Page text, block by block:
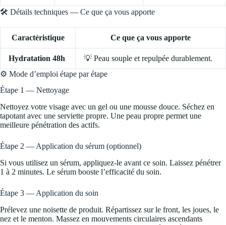
🛠️ Détails techniques — Ce que ça vous apporte
Caractéristique Ce que ça vous apporte
Hydratation 48h
💡 Peau souple et repulpée durablement.
⚙️ Mode d’emploi étape par étape
Étape 1 — Nettoyage
Nettoyez votre visage avec un gel ou une mousse douce. Séchez en
tapotant avec une serviette propre. Une peau propre permet une
meilleure pénétration des actifs.
Étape 2 — Application du sérum (optionnel)
Si vous utilisez un sérum, appliquez-le avant ce soin. Laissez pénétrer
1 à 2 minutes. Le sérum booste l’efficacité du soin.
Étape 3 — Application du soin
Prélevez une noisette de produit. Répartissez sur le front, les joues, le
nez et le menton. Massez en mouvements circulaires ascendants